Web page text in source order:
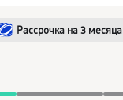
Рассрочка на 3 месяца